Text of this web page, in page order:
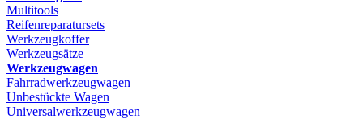
Multitools
Reifenreparatursets
Werkzeugkoffer
Werkzeugsätze
Werkzeugwagen
Fahrradwerkzeugwagen
Unbestückte Wagen
Universalwerkzeugwagen